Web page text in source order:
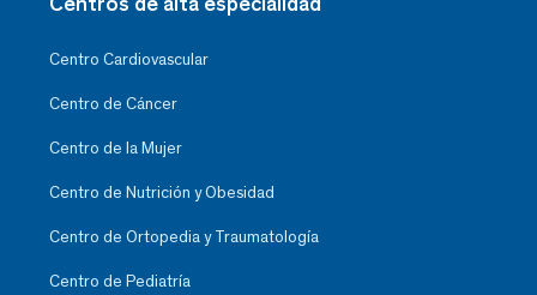
Centro Cardiovascular
Centro de Cáncer
Centro de la Mujer
Centro de Nutrición y Obesidad
Centro de Ortopedia y Traumatología
Centro de Pediatría